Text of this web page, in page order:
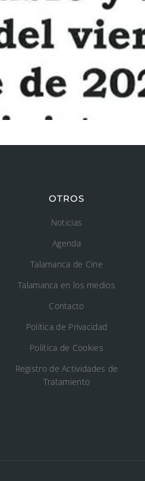
OTROS
Noticias
Agenda
Talamanca de Cine
Talamanca en los medios
Contacto
Política de Privacidad
Política de Cookies
Registro de Actividades de
Tratamiento